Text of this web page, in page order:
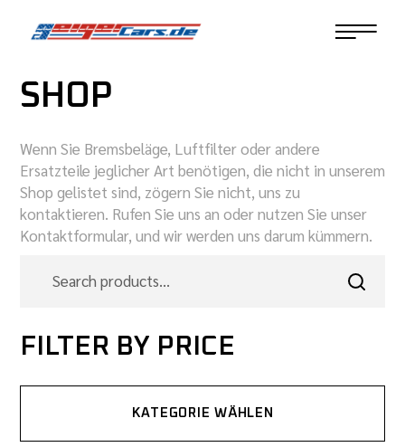
SHOP
Wenn Sie Bremsbeläge, Luftfilter oder andere
Ersatzteile jeglicher Art benötigen, die nicht in unserem
Shop gelistet sind, zögern Sie nicht, uns zu
kontaktieren. Rufen Sie uns an oder nutzen Sie unser
Kontaktformular, und wir werden uns darum kümmern.
FILTER BY PRICE
KATEGORIE WÄHLEN